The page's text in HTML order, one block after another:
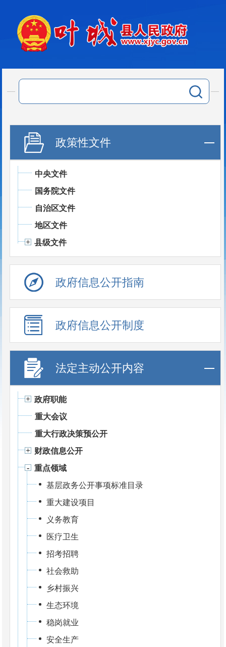
政策性文件
中央文件
国务院文件
自治区文件
地区文件
县级文件
政府信息公开指南
政府信息公开制度
法定主动公开内容
政府职能
重大会议
重大行政决策预公开
财政信息公开
重点领域
基层政务公开事项标准目录
重大建设项目
义务教育
医疗卫生
招考招聘
社会救助
乡村振兴
生态环境
稳岗就业
安全生产